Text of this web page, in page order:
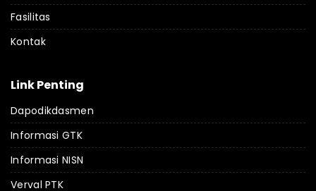
Fasilitas
Kontak
Link Penting
Dapodikdasmen
Informasi GTK
Informasi NISN
Verval PTK